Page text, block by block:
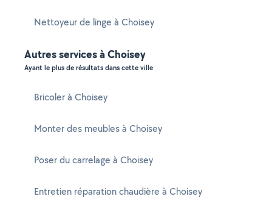
Nettoyeur de linge à Choisey
Autres services à Choisey
Ayant le plus de résultats dans cette ville
Bricoler à Choisey
Monter des meubles à Choisey
Poser du carrelage à Choisey
Entretien réparation chaudière à Choisey